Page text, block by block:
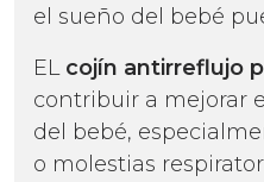
el sueño del bebé
EL cojín antirreflujo
contribuir a mejorar
del bebé,
o molestias